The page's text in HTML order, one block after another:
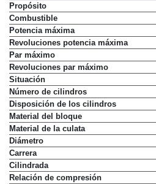
Propósito
Combustible
Potencia máxima
Revoluciones potencia máxima
Par máximo
Revoluciones par máximo
Situación
Número de cilindros
Disposición de los cilindros
Material del bloque
Material de la culata
Diámetro
Carrera
Cilindrada
Relación de compresión